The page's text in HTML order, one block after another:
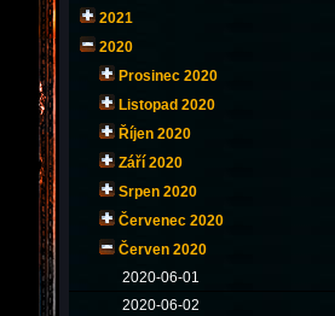
2021
2020
Prosinec 2020
Listopad 2020
Říjen 2020
Září 2020
Srpen 2020
Červenec 2020
Červen 2020
2020-06-01
2020-06-02